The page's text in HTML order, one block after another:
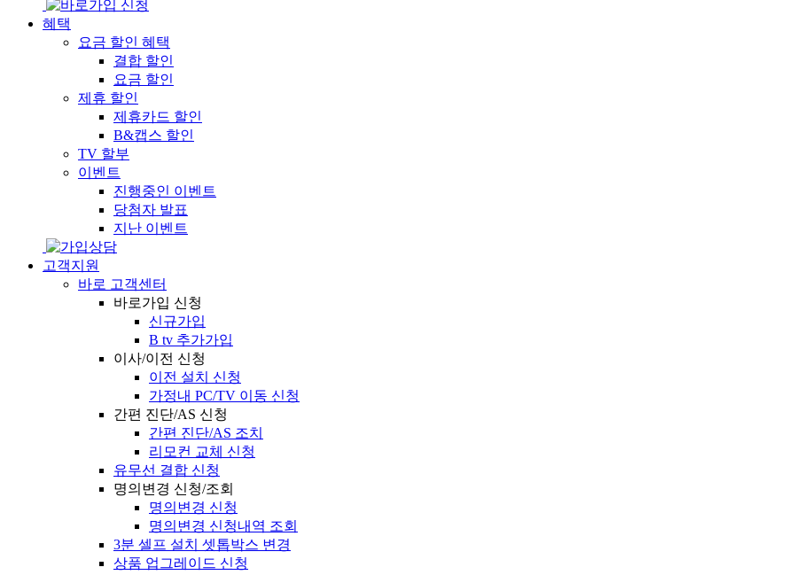
혜택
요금 할인 혜택
결합 할인
요금 할인
제휴 할인
제휴카드 할인
B&캡스 할인
TV 할부
이벤트
진행중인 이벤트
당첨자 발표
지난 이벤트
고객지원
바로 고객센터
바로가입 신청
신규가입
B tv 추가가입
이사/이전 신청
이전 설치 신청
가정내 PC/TV 이동 신청
간편 진단/AS 신청
간편 진단/AS 조치
리모컨 교체 신청
유무선 결합 신청
명의변경 신청/조회
명의변경 신청
명의변경 신청내역 조회
3분 셀프 설치 셋톱박스 변경
상품 업그레이드 신청